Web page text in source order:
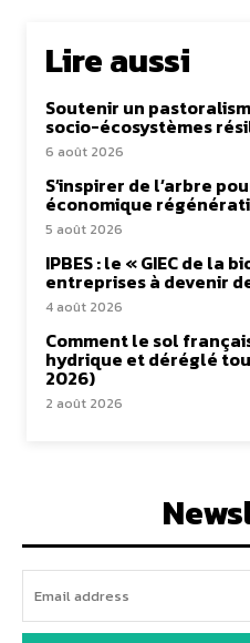
Lire aussi
Soutenir un
socio-écosystèmes
6 août 2026
S’inspirer de l’arbre
économique
5 août 2026
IPBES : le « GIEC de
entreprises à devenir
4 août 2026
Comment le sol
hydrique et déréglé
2026)
2 août 2026